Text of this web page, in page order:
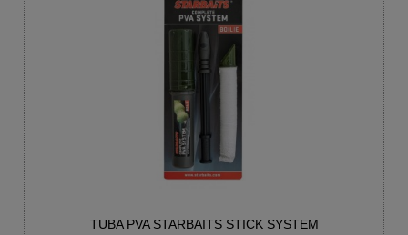
TUBA PVA STARBAITS STICK SYSTEM